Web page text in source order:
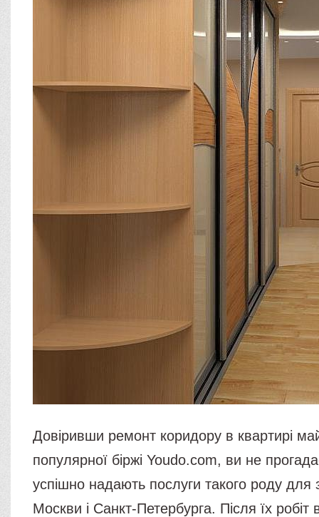
Довіривши ремонт коридору в квартирі
популярної біржі Youdo.com, ви не
успішно надають послуги такого роду для
Москви і Санкт-Петербурга. Після їх робіт